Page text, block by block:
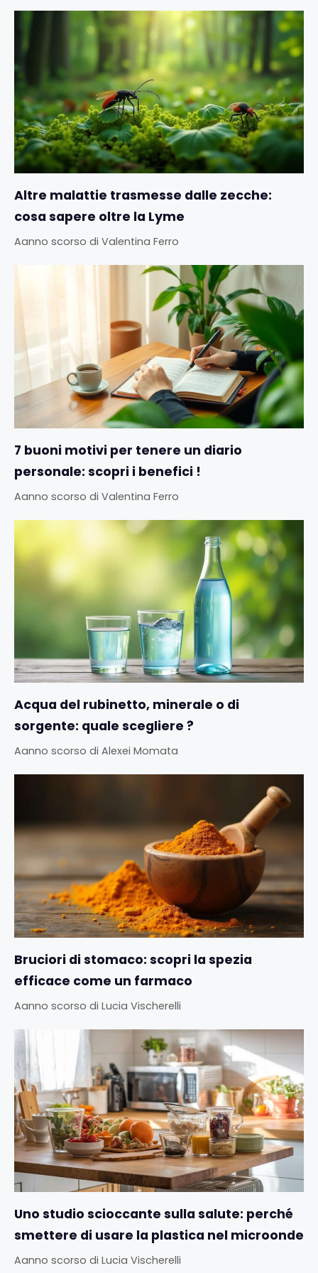
Altre malattie trasmesse dalle zecche:
cosa sapere oltre la Lyme
Aanno scorso di Valentina Ferro
7 buoni motivi per tenere un diario
personale: scopri i benefici !
Aanno scorso di Valentina Ferro
Acqua del rubinetto, minerale o di
sorgente: quale scegliere ?
Aanno scorso di Alexei Momata
Bruciori di stomaco: scopri la spezia
efficace come un farmaco
Aanno scorso di Lucia Vischerelli
Uno studio scioccante sulla salute: perché
smettere di usare la plastica nel microonde
Aanno scorso di Lucia Vischerelli